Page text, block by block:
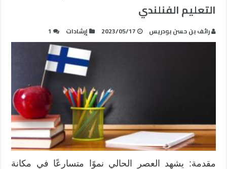
التعليم الفنلندي
رائف بن حسن بودريس 2023/05/17 إرشادات 1
مقدمة: يشهد العصر الحالي نموًا متسارعًا في مكانة